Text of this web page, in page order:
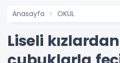
Anasayfa OKUL
Liseli